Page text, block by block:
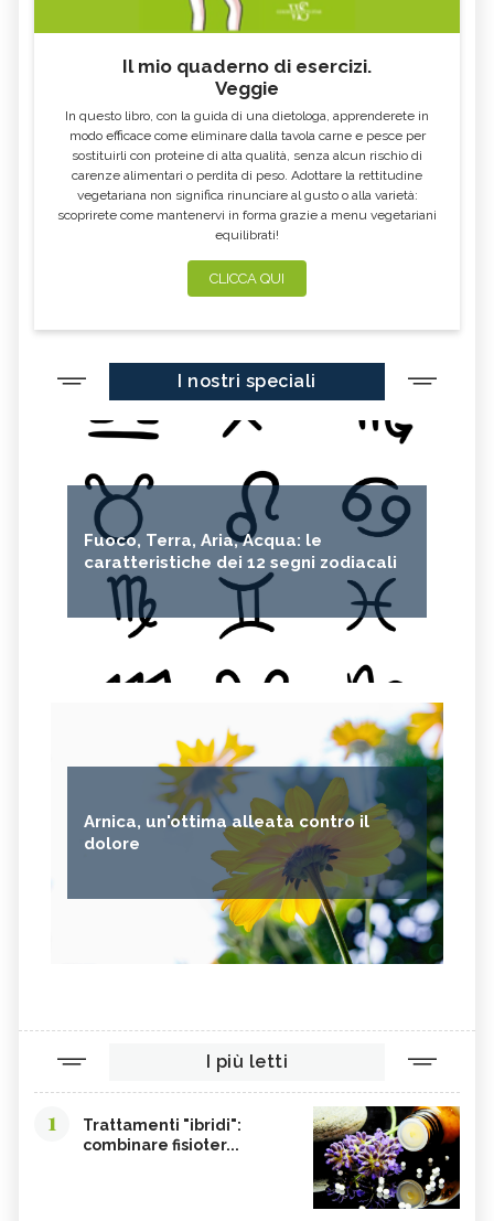
Il mio quaderno di esercizi.
Veggie
In questo libro, con la guida di una dietologa, apprenderete in
modo efficace come eliminare dalla tavola carne e pesce per
sostituirli con proteine di alta qualità, senza alcun rischio di
carenze alimentari o perdita di peso. Adottare la rettitudine
vegetariana non significa rinunciare al gusto o alla varietà:
scoprirete come mantenervi in forma grazie a menu vegetariani
equilibrati!
CLICCA QUI
I nostri speciali
Fuoco, Terra, Aria, Acqua: le
caratteristiche dei 12 segni zodiacali
Arnica, un'ottima alleata contro il
dolore
I più letti
1
Trattamenti "ibridi":
combinare fisioter...